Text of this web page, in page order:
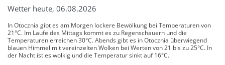
Wetter heute, 06.08.2026
In Otocznia gibt es am Morgen lockere Bewölkung bei Temperaturen von
21°C. Im Laufe des Mittags kommt es zu Regenschauern und die
Temperaturen erreichen 30°C. Abends gibt es in Otocznia überwiegend
blauen Himmel mit vereinzelten Wolken bei Werten von 21 bis zu 25°C. In
der Nacht ist es wolkig und die Temperatur sinkt auf 16°C.